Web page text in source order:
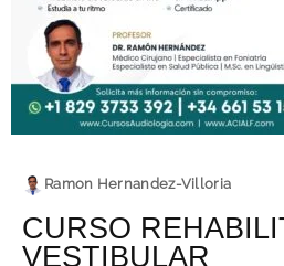
Ramon Hernandez-Villoria
CURSO
VESTIBULAR